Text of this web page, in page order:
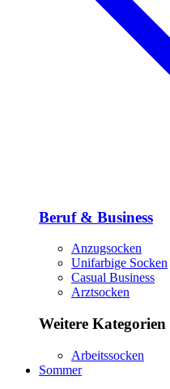
Beruf & Business
Anzugsocken
Unifarbige Socken
Casual Business
Arztsocken
Weitere Kategorien
Arbeitssocken
Sommer